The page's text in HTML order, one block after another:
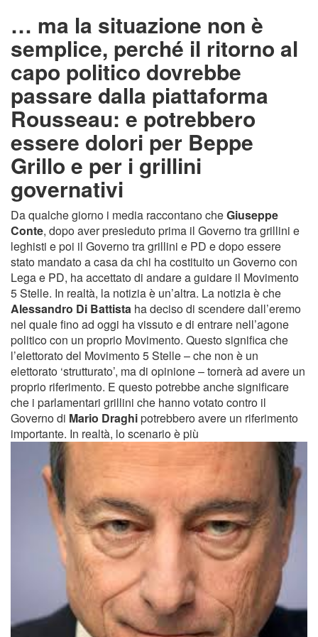
… ma la situazione non è
semplice, perché il ritorno al
capo politico dovrebbe
passare dalla piattaforma
Rousseau: e potrebbero
essere dolori per Beppe
Grillo e per i grillini
governativi
Da qualche giorno i media raccontano cheGiuseppe
Conte, dopo aver presieduto prima il Governo tra grillini e
leghisti e poi il Governo tra grillini e PD e dopo essere
stato mandato a casa da chi ha costituito un Governo con
Lega e PD, ha accettato di andare a guidare il Movimento
5 Stelle. In realtà, la notizia è un’altra. La notizia è che
Alessandro Di Battista ha deciso di scendere dall’eremo
nel quale fino ad oggi ha vissuto e di entrare nell’agone
politico con un proprio Movimento. Questo significa che
l’elettorato del Movimento 5 Stelle – che non è un
elettorato ‘strutturato’, ma di opinione – tornerà ad avere un
proprio riferimento. E questo potrebbe anche significare
che i parlamentari grillini che hanno votato contro il
Governo di Mario Draghipotrebbero avere un riferimento
importante. In realtà, lo scenario è più